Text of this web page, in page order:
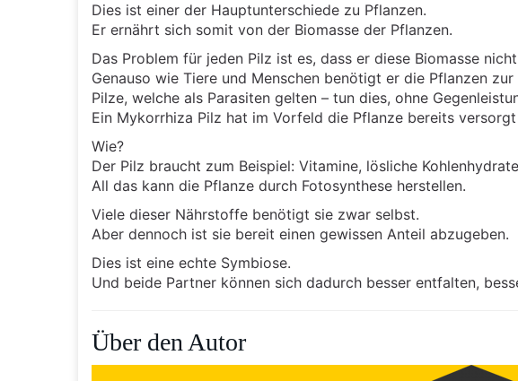
Dies ist einer der Hauptunterschiede zu Pflanzen.
Er ernährt sich somit von der Biomasse der Pflanzen.
Das Problem für jeden Pilz ist es, dass er diese Biomasse
Genauso wie Tiere und Menschen benötigt er die Pflanzen zur
Pilze, welche als Parasiten gelten – tun dies, ohne
Ein Mykorrhiza Pilz hat im Vorfeld die Pflanze bereits
Wie?
Der Pilz braucht zum Beispiel: Vitamine, lösliche
All das kann die Pflanze durch Fotosynthese herstellen.
Viele dieser Nährstoffe benötigt sie zwar selbst.
Aber dennoch ist sie bereit einen gewissen Anteil abzugeben.
Dies ist eine echte Symbiose.
Und beide Partner können sich dadurch besser entfalten,
Über den Autor